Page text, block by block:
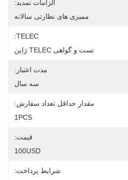
الزامات تمدید:
ممیزی های نظارتی سالانه
TELEC:
تست و گواهی TELEC ژاپن
مدت اعتبار:
سه سال
مقدار حداقل تعداد سفارش:
1PCS
قیمت:
100USD
شرایط پرداخت: